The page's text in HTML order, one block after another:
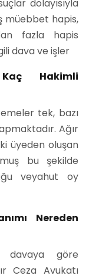
dolayısıyla
müebbet hapis,
fazla hapis
dava ve işler
Hakimli
tek, bazı
Ağır
üyeden oluşan
bu şekilde
veyahut oy
Nereden
davaya göre
Ceza Avukatı